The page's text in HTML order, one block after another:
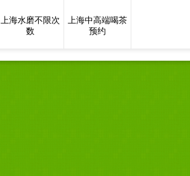
上海水磨不限次
数
上海中高端喝茶
预约